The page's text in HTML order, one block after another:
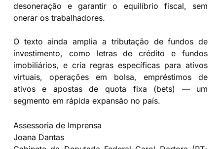
desoneração e garantir o equilíbrio fiscal, sem
onerar os trabalhadores.
O texto ainda amplia a tributação de fundos de
investimento, como letras de crédito e fundos
imobiliários, e cria regras específicas para ativos
virtuais, operações em bolsa, empréstimos de
ativos e apostas de quota fixa (bets) — um
segmento em rápida expansão no país.
Assessoria de Imprensa
Joana Dantas